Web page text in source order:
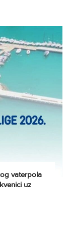
vaterpola
uz